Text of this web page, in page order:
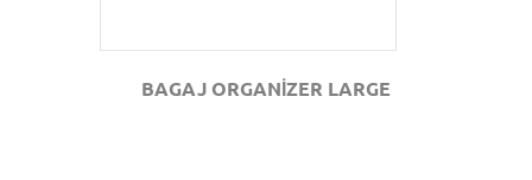
BAGAJ ORGANİZER LARGE